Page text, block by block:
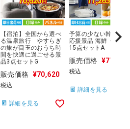
【宿泊】全国から選べ
る温泉旅行 やすらぎ
の旅が目玉のおうち時
間を快適に過ごせる景
品3点セットG
販売価格 ¥70,620
税込
詳細を見る
予算の少ない幹事さま
応援景品 海鮮・毛が
15点セットA
販売価格 ¥77,265
税込
詳細を見る